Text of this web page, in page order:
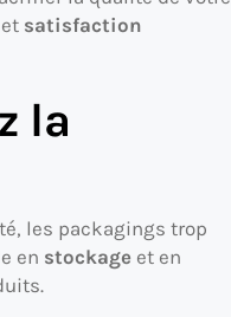
satisfaction
la
les packagings trop
en stockage et en